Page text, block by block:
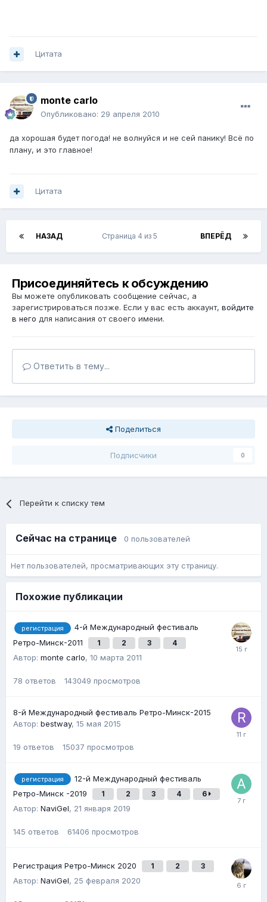
Цитата
monte carlo
Опубликовано: 29 апреля 2010
да хорошая будет погода! не волнуйся и не сей панику! Всё по
плану, и это главное!
Цитата
НАЗАД ВПЕРЁД
Страница 4 из 5
Присоединяйтесь к обсуждению
Вы можете опубликовать сообщение сейчас, а
зарегистрироваться позже. Если у вас есть аккаунт, войдите
в него для написания от своего имени.
Ответить в тему...
Поделиться
Подписчики 0
Перейти к списку тем
Сейчас на странице 0 пользователей
Нет пользователей, просматривающих эту страницу.
Похожие публикации
регистрация
4-й Международный фестиваль
Ретро-Минск-2011
1 2 3 4
Автор: monte carlo, 10 марта 2011
78 ответов 143049 просмотров
8-й Международный фестиваль Ретро-Минск-2015
Автор: bestway, 15 мая 2015
19 ответов 15037 просмотров
регистрация
12-й Международный фестиваль
Ретро-Минск -2019
1 2 3 4 6
Автор: NaviGel, 21 января 2019
145 ответов 61406 просмотров
Регистрация Ретро-Минск 2020 1 2 3
Автор: NaviGel, 25 февраля 2020